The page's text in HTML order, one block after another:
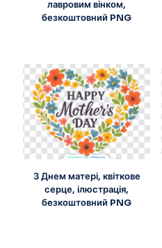
лавровим вінком,
безкоштовний PNG
З Днем матері, квіткове
серце, ілюстрація,
безкоштовний PNG